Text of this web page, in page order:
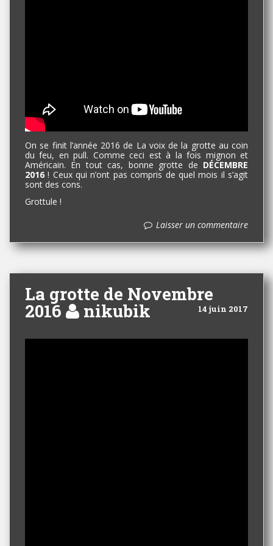
On se finit l’année 2016 de La voix de la grotte au coin
du feu, en pull. Comme ceci est à la fois mignon et
Américain. En tout cas, bonne grotte de DÉCEMBRE
2016 ! Ceux qui n’ont pas compris de quel mois il s’agit
sont des cons.
Grottule !
Laisser un commentaire
La grotte de Novembre
2016 14 juin 2017
nikubik